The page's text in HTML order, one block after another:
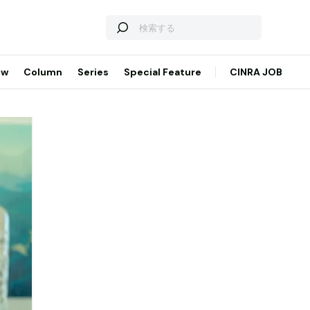
Column Series Special Feature CINRA JOB